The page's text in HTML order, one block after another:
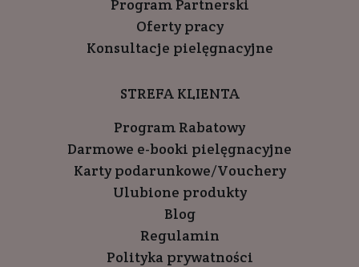
Program Partnerski
Oferty pracy
Konsultacje pielęgnacyjne
STREFA KLIENTA
Program Rabatowy
Darmowe e-booki pielęgnacyjne
Karty podarunkowe/Vouchery
Ulubione produkty
Blog
Regulamin
Polityka prywatności